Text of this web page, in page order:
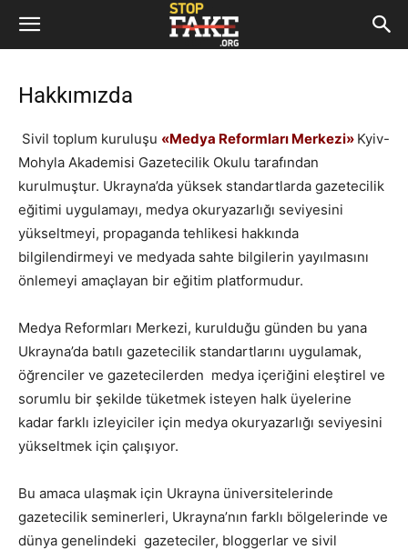
Hakkımızda
Sivil toplum kuruluşu «Medya Reformları Merkezi» Kyiv-
Mohyla Akademisi Gazetecilik Okulu tarafından
kurulmuştur. Ukrayna’da yüksek standartlarda gazetecilik
eğitimi uygulamayı, medya okuryazarlığı seviyesini
yükseltmeyi, propaganda tehlikesi hakkında
bilgilendirmeyi ve medyada sahte bilgilerin yayılmasını
önlemeyi amaçlayan bir eğitim platformudur.
Medya Reformları Merkezi, kurulduğu günden bu yana
Ukrayna’da batılı gazetecilik standartlarını uygulamak,
öğrenciler ve gazetecilerden medya içeriğini eleştirel ve
sorumlu bir şekilde tüketmek isteyen halk üyelerine
kadar farklı izleyiciler için medya okuryazarlığı seviyesini
yükseltmek için çalışıyor.
Bu amaca ulaşmak için Ukrayna üniversitelerinde
gazetecilik seminerleri, Ukrayna’nın farklı bölgelerinde ve
dünya genelindeki gazeteciler, bloggerlar ve sivil